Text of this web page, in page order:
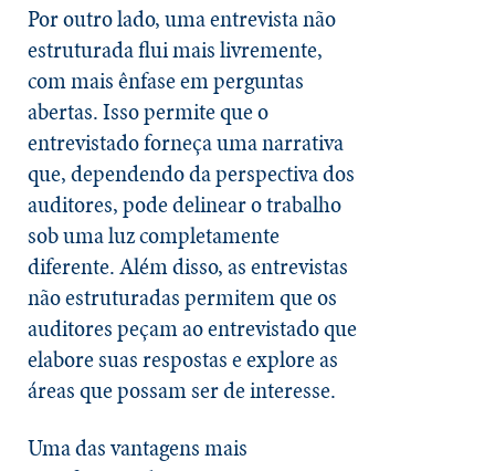
Por outro lado, uma entrevista não
estruturada flui mais livremente,
com mais ênfase em perguntas
abertas. Isso permite que o
entrevistado forneça uma narrativa
que, dependendo da perspectiva dos
auditores, pode delinear o trabalho
sob uma luz completamente
diferente. Além disso, as entrevistas
não estruturadas permitem que os
auditores peçam ao entrevistado que
elabore suas respostas e explore as
áreas que possam ser de interesse.
Uma das vantagens mais